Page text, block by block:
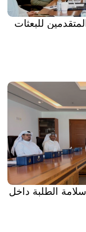
للبعثات
سلامة الطلبة داخل